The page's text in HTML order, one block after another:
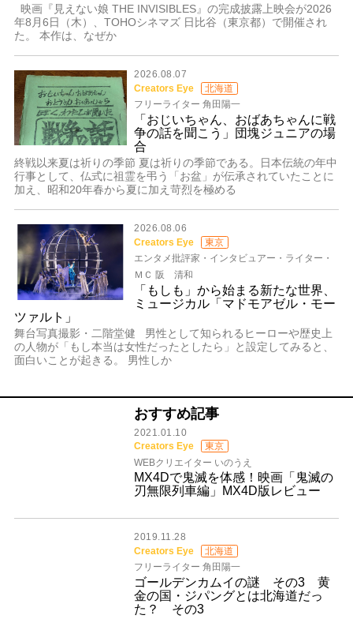
映画『見えない娘 THE INVISIBLES』の完成披露上映会が2026
年8月6日（木）、TOHOシネマズ 日比谷（東京都）で開催され
た。 本作は、なぜか
2026.08.07
Creators Eye
北海道
フリーライター 角田陽一
「おじいちゃん、おばあちゃんに戦
争の話を聞こう」団塊ジュニアの場
合
終戦以来夏は祈りの季節 夏は祈りの季節である。日本伝統の年中
行事として、仏式に祖霊を弔う「お盆」が伝承されていたことに
加え、昭和20年春から夏に加え苛烈を極める
2026.08.06
Creators Eye
東京
エンタメ批評家・インタビュアー・ライター・
ＭＣ 阪 清和
「もしも」から始まる新たな世界、
ミュージカル「マドモアゼル・モー
ツァルト」
舞台写真撮影・二階堂健 男性として知られるヒーローや歴史上
の人物が「もし本当は女性だったとしたら」と設定してみると、
面白いことが起きる。 男性しか
おすすめ記事
2021.01.10
Creators Eye
東京
WEBクリエイター いのうえ
MX4Dで鬼滅を体感！映画「鬼滅の
刃無限列車編」MX4D版レビュー
2019.11.28
Creators Eye
北海道
フリーライター 角田陽一
ゴールデンカムイの謎 その3 黄
金の国・ジパングとは北海道だっ
た？ その3